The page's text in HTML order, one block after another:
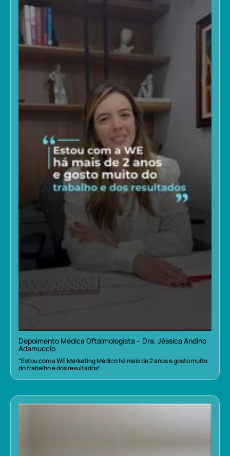
Depoimento Médica Oftalmologista – Dra. Jéssica Andino
Adamuccio
“Estou com a WE Marketing Médico há mais de 2 anos e gosto muito
do trabalho e dos resultados”